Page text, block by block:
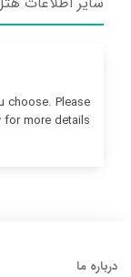
choose. Please
more details.
درباره ما